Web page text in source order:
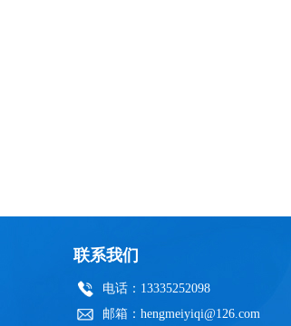
联系我们
电话：13335252098
邮箱：hengmeiyiqi@126.com